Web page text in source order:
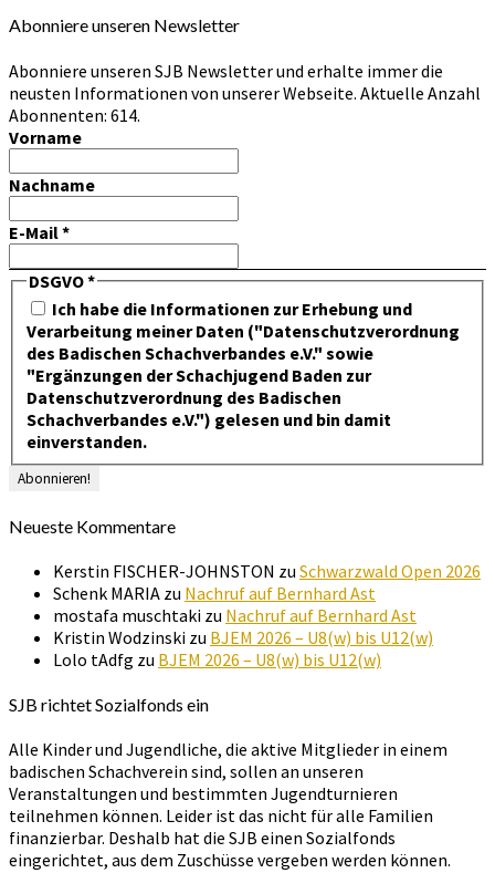
Abonniere unseren Newsletter
Abonniere unseren SJB Newsletter und erhalte immer die
neusten Informationen von unserer Webseite. Aktuelle Anzahl
Abonnenten: 614.
Vorname
Nachname
E-Mail*
DSGVO*
Ich habe die Informationen zur Erhebung und
Verarbeitung meiner Daten ("Datenschutzverordnung
des Badischen Schachverbandes e.V." sowie
"Ergänzungen der Schachjugend Baden zur
Datenschutzverordnung des Badischen
Schachverbandes e.V.") gelesen und bin damit
einverstanden.
Neueste Kommentare
Kerstin FISCHER-JOHNSTON zu Schwarzwald Open 2026
Schenk MARIA zu Nachruf auf Bernhard Ast
mostafa muschtaki zu Nachruf auf Bernhard Ast
Kristin Wodzinski zu BJEM 2026 – U8(w) bis U12(w)
Lolo tAdfg zu BJEM 2026 – U8(w) bis U12(w)
SJB richtet Sozialfonds ein
Alle Kinder und Jugendliche, die aktive Mitglieder in einem
badischen Schachverein sind, sollen an unseren
Veranstaltungen und bestimmten Jugendturnieren
teilnehmen können. Leider ist das nicht für alle Familien
finanzierbar. Deshalb hat die SJB einen Sozialfonds
eingerichtet, aus dem Zuschüsse vergeben werden können.